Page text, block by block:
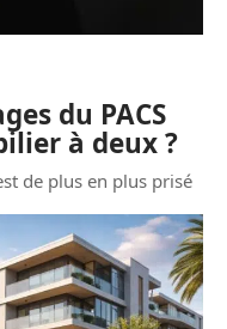
du PACS
à deux ?
de plus en plus prisé